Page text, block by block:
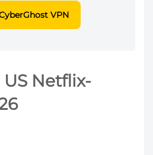
VPN
US Netflix-